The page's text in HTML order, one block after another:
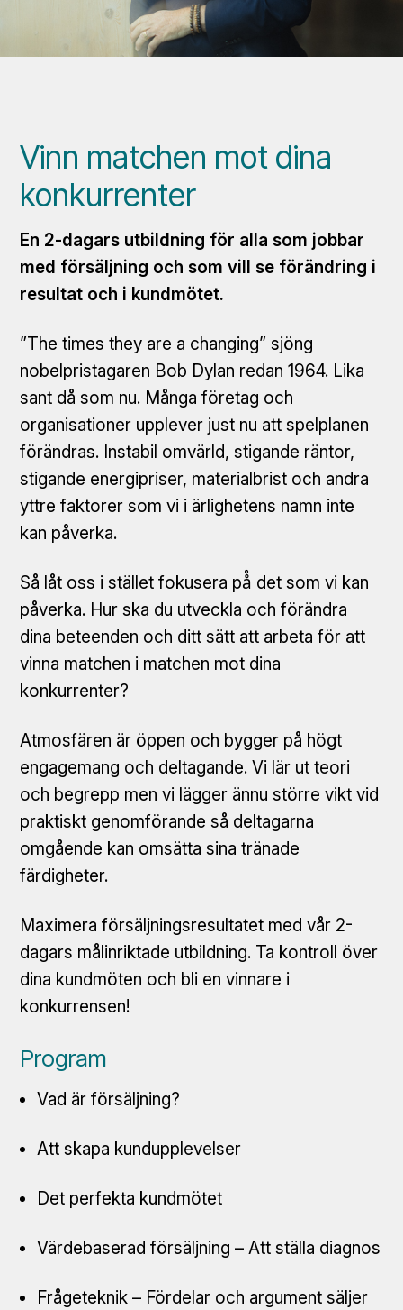
Vinn matchen mot dina
konkurrenter
En 2-dagars utbildning för alla som jobbar
med försäljning och som vill se förändring i
resultat och i kundmötet.
”The times they are a changing” sjöng
nobelpristagaren Bob Dylan redan 1964. Lika
sant då som nu. Många företag och
organisationer upplever just nu att spelplanen
förändras. Instabil omvärld, stigande räntor,
stigande energipriser, materialbrist och andra
yttre faktorer som vi i ärlighetens namn inte
kan påverka.
Så låt oss i stället fokusera på̊ det som vi kan
påverka. Hur ska du utveckla och förändra
dina beteenden och ditt sätt att arbeta för att
vinna matchen i matchen mot dina
konkurrenter?
Atmosfären är öppen och bygger på högt
engagemang och deltagande. Vi lär ut teori
och begrepp men vi lägger ännu större vikt vid
praktiskt genomförande så deltagarna
omgående kan omsätta sina tränade
färdigheter.
Maximera försäljningsresultatet med vår 2-
dagars målinriktade utbildning. Ta kontroll över
dina kundmöten och bli en vinnare i
konkurrensen!
Program
Vad är försäljning?
Att skapa kundupplevelser
Det perfekta kundmötet
Värdebaserad försäljning – Att ställa diagnos
Frågeteknik – Fördelar och argument säljer